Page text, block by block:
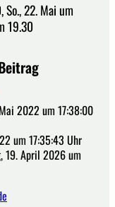
So., 22. Mai um
19.30
2022 um 17:38:00
um 17:35:43 Uhr
19. April 2026 um